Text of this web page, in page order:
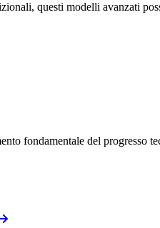
questi modelli avanzati
fondamentale del progresso